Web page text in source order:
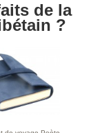
de la
?